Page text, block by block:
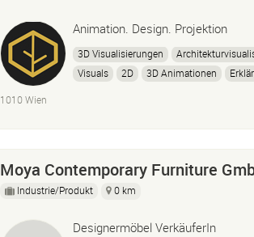
Animation. Design. Projektion
3D Visualisierungen
Visuals
2D 3D Animationen
1010 Wien
Moya Contemporary Furniture
Industrie/Produkt 0 km
Designermöbel VerkäuferIn